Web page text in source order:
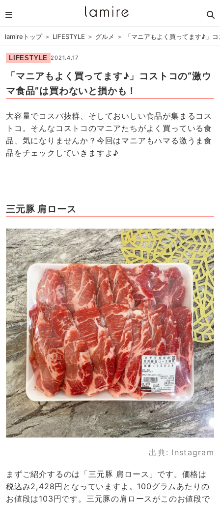
lamireトップ＞ LIFESTYLE ＞ グルメ ＞ 「マニアもよく買ってます♪」
LIFESTYLE 2021.4.17
「マニアもよく買ってます♪」コストコの“激ウ
マ食品”は買わないと損かも！
大容量でコスパ抜群、そしておいしい食品が集まるコス
トコ。そんなコストコのマニアたちがよく買っている食
品、気になりませんか？今回はマニアもハマる激うま食
品をチェックしていきますよ♪
三元豚 肩ロース
出典: Instagram
まずご紹介するのは「三元豚 肩ロース」です。価格は
税込み2,428円となっていますよ。100グラムあたりの
お値段は103円です。三元豚の肩ロースがこのお値段で